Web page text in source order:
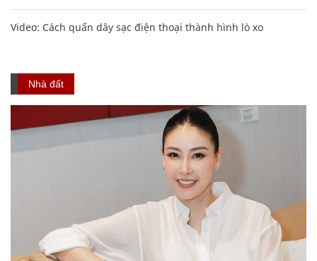
Video: Cách quấn dây sạc điện thoại thành hình lò xo
Nhà đất